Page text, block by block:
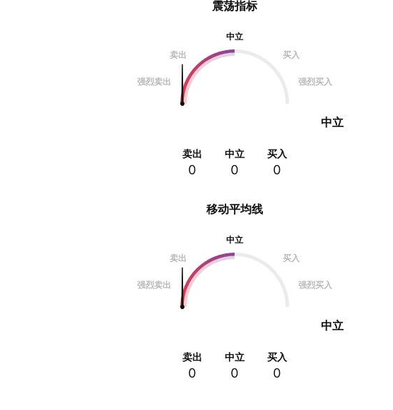
震荡指标
中立
卖出
买入
强烈卖出 强烈买入
中立
卖出
0
中立
0
买入
0
移动平均线
中立
卖出
买入
强烈卖出 强烈买入
中立
卖出
0
中立
0
买入
0